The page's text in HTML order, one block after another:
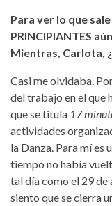
Para ver lo que
PRINCIPIANTES
Mientras, Carlota,
Casi me olvidaba.
del trabajo en el que
que se titula 17
actividades
la Danza. Para mí es
tiempo no había
tal día como el 29
siento que se cierra